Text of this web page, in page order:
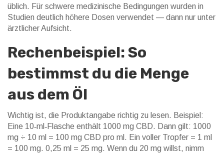
üblich. Für schwere medizinische Bedingungen wurden in
Studien deutlich höhere Dosen verwendet — dann nur unter
ärztlicher Aufsicht.
Rechenbeispiel: So
bestimmst du die Menge
aus dem Öl
Wichtig ist, die Produktangabe richtig zu lesen. Beispiel:
Eine 10‑ml‑Flasche enthält 1000 mg CBD. Dann gilt: 1000
mg ÷ 10 ml = 100 mg CBD pro ml. Ein voller Tropfer = 1 ml
= 100 mg. 0,25 ml = 25 mg. Wenn du 20 mg willst, nimm